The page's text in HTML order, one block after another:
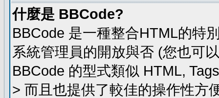
什麼是 BBCode?
BBCode 是一種整合HTML的特
系統管理員的開放與否 (您也可
BBCode 的型式類似 HTML,
> 而且也提供了較佳的操作性方